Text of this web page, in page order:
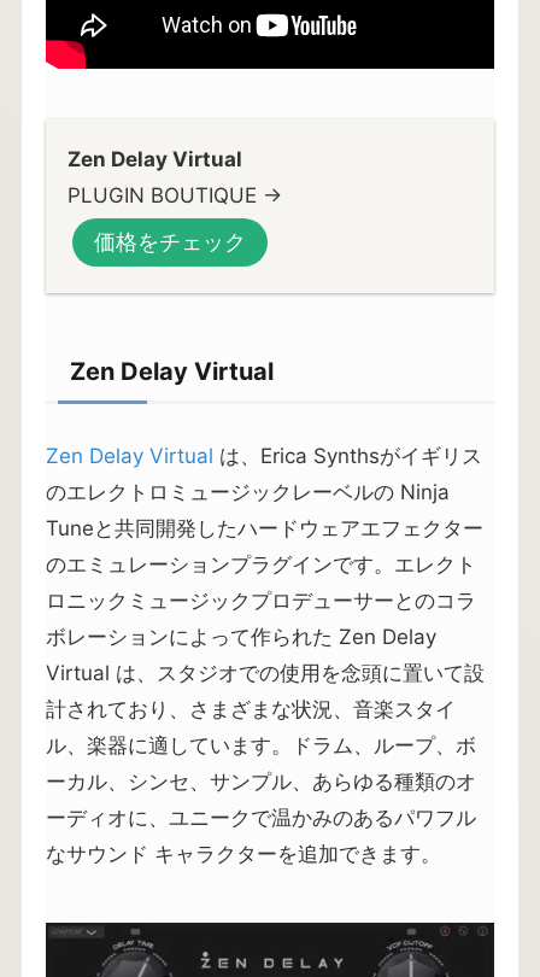
Zen Delay Virtual
PLUGIN BOUTIQUE →
価格をチェック
Zen Delay Virtual
Zen Delay Virtual は、Erica Synthsがイギリス
のエレクトロミュージックレーベルの Ninja
Tuneと共同開発したハードウェアエフェクター
のエミュレーションプラグインです。エレクト
ロニックミュージックプロデューサーとのコラ
ボレーションによって作られた Zen Delay
Virtual は、スタジオでの使用を念頭に置いて設
計されており、さまざまな状況、音楽スタイ
ル、楽器に適しています。ドラム、ループ、ボ
ーカル、シンセ、サンプル、あらゆる種類のオ
ーディオに、ユニークで温かみのあるパワフル
なサウンド キャラクターを追加できます。